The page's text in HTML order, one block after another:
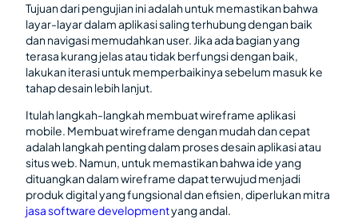
Tujuan dari pengujian ini adalah untuk memastikan bahwa
layar-layar dalam aplikasi saling terhubung dengan baik
dan navigasi memudahkan user. Jika ada bagian yang
terasa kurang jelas atau tidak berfungsi dengan baik,
lakukan iterasi untuk memperbaikinya sebelum masuk ke
tahap desain lebih lanjut.
Itulah langkah-langkah membuat wireframe aplikasi
mobile. Membuat wireframe dengan mudah dan cepat
adalah langkah penting dalam proses desain aplikasi atau
situs web. Namun, untuk memastikan bahwa ide yang
dituangkan dalam wireframe dapat terwujud menjadi
produk digital yang fungsional dan efisien, diperlukan mitra
jasa software developmentyang andal.